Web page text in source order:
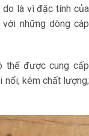
do là vì đặc tính của
những dòng cáp
thể được cung cấp
nổi; kém chất lượng;